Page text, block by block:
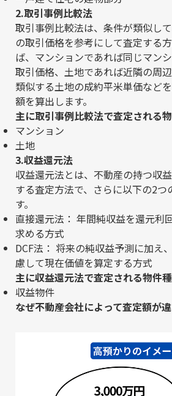
2.取引事例比較法
取引事例比較法は、条件が類似し
の取引価格を参考にして査定する
ば、マンションであれば同じマン
取引価格、土地であれば近隣の周
類似する土地の成約平米単価など
額を算出します。
主に取引事例比較法で査定される
マンション
土地
3.収益還元法
収益還元法とは、不動産の持つ収
する査定方法で、さらに以下の2つ
す。
直接還元法： 年間純収益を還元利
求める方式
DCF法： 将来の純収益予測に加え
慮して現在価値を算定する方式
主に収益還元法で査定される物件
収益物件
なぜ不動産会社によって査定額が